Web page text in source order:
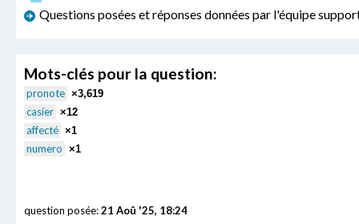
Questions posées et réponses données par l'équipe
Mots-clés pour la question:
pronote ×3,619
casier ×12
affecté ×1
numero ×1
question posée:21 Aoû '25, 18:24